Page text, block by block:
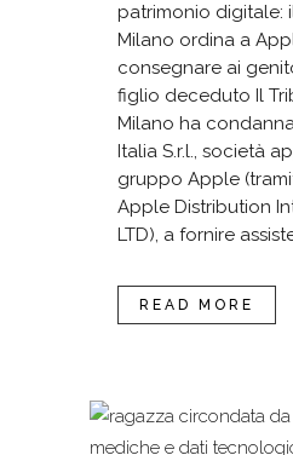
patrimonio digitale:
Milano ordina a
consegnare ai
figlio deceduto Il
Milano ha
Italia S.r.l., società
gruppo Apple
Apple Distribution
LTD), a fornire
READ MORE